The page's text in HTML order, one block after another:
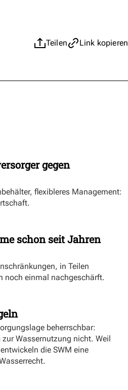
Teilen Link kopieren
gegen
flexibleres Management:
schon seit Jahren
in Teilen
noch einmal nachgeschärft.
beherrschbar:
Wassernutzung nicht. Weil
die SWM eine